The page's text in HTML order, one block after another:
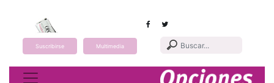
Suscribirse Multimedia
Toggle navigation